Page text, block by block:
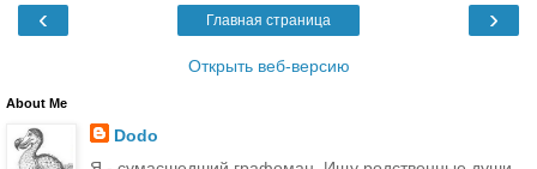
‹ ›
Главная страница
Открыть веб-версию
About Me
Dodo